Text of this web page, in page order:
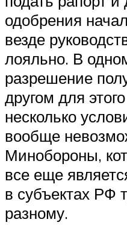
одобрения
везде
лояльно. В
разрешение
другом для
несколько
вообще
Минобороны,
все еще
в субъектах РФ
разному.